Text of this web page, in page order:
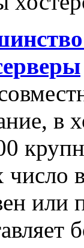
в
число